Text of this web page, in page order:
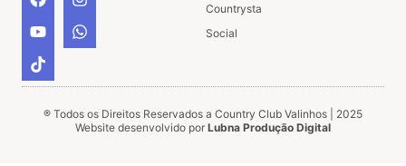
Countrysta
Social
® Todos os Direitos Reservados a Country Club Valinhos | 2025
Website desenvolvido por Lubna Produção Digital